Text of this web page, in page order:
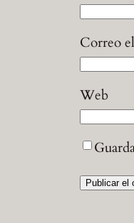
Correo
Web